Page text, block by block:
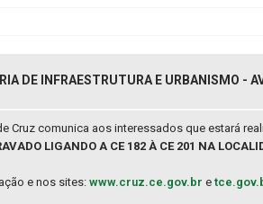
DE INFRAESTRUTURA E URBANISMO -
Cruz comunica aos interessados que estará
LIGANDO A CE 182 À CE 201 NA
e nos sites: www.cruz.ce.gov.br e